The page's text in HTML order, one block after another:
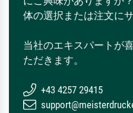
体の選択または注文に
当社のエキスパートが
ただきます。
+43 4257 29415